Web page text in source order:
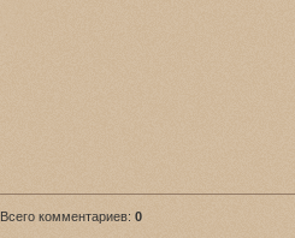
Всего комментариев: 0